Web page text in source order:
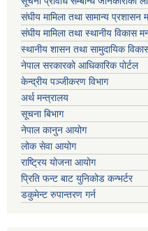
संघीय मामिला तथा सामान्य प्रशासन
संघीय मामिला तथा स्थानीय विकास
स्थानीय शासन तथा सामुदायिक
नेपाल सरकारको आधिकारिक पोर्टल
केन्द्रीय पञ्जीकरण विभाग
अर्थ मन्त्रालय
सूचना बिभाग
नेपाल कानुन आयोग
लोक सेवा आयोग
राष्ट्रिय योजना आयोग
प्रिति फन्ट बाट युनिकोड कन्भर्टर
डकुमेन्ट रुपान्तरण गर्न